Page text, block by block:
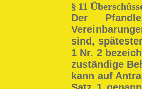
§ 11
Der
sind,
1 Nr. 2
zuständige
kann auf